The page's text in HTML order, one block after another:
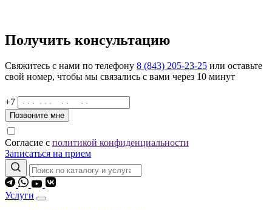
Получить консультацию
Свяжитесь с нами по телефону 8 (843) 205-23-25 или оставьте
свой номер, чтобы мы связались с вами через 10 минут
+7
Позвоните мне
Согласие с политикой конфиденциальности
Записаться на прием
Услуги